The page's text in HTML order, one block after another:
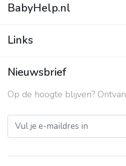
BabyHelp.nl
Vraag & Antwoord
Links
Contact
Over ons
Privacy beleid
Nieuwsbrief
Op de hoogte blijven?